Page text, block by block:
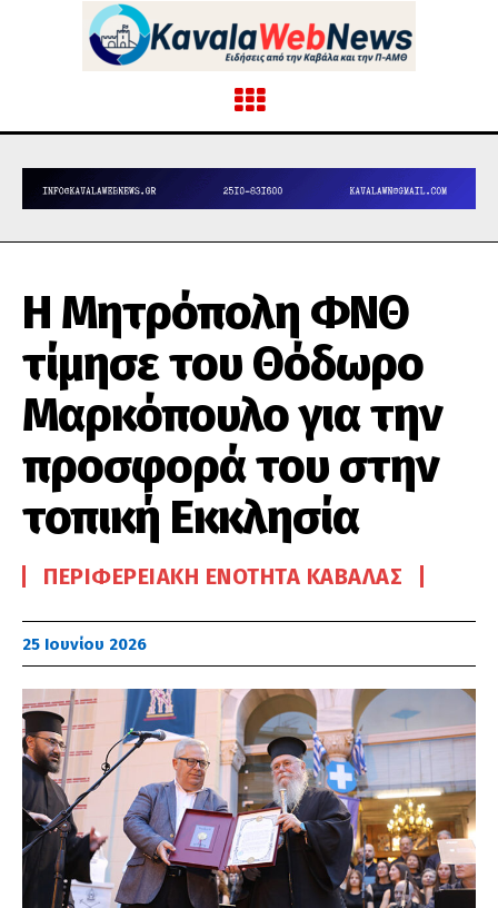
Η Μητρόπολη ΦΝΘ
τίμησε του Θόδωρο
Μαρκόπουλο για την
προσφορά του στην
τοπική Εκκλησία
ΠΕΡΙΦΕΡΕΙΑΚΉ ΕΝΌΤΗΤΑ ΚΑΒΆΛΑΣ
25 Ιουνίου 2026